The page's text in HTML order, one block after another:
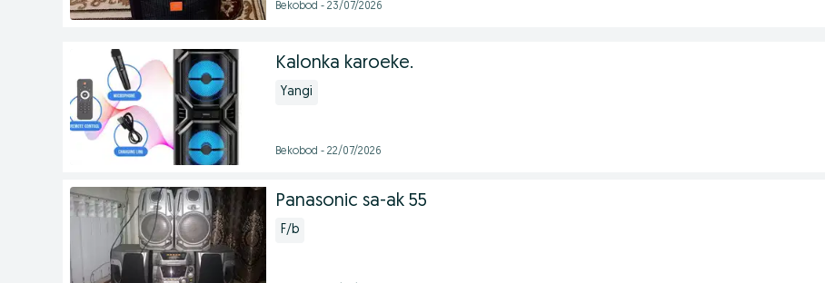
Bekobod - 23/07/2026
Kalonka karoeke.
Yangi
Bekobod - 22/07/2026
Panasonic sa-ak 55
F/b